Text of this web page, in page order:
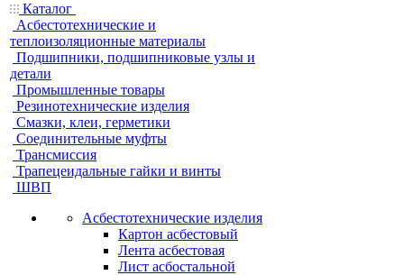
Каталог
Асбестотехнические и
теплоизоляционные материалы
Подшипники, подшипниковые узлы и
детали
Промышленные товары
Резинотехнические изделия
Смазки, клеи, герметики
Соединительные муфты
Трансмиссия
Трапецеидальные гайки и винты
ШВП
Асбестотехнические изделия
Картон асбестовый
Лента асбестовая
Лист асбостальной